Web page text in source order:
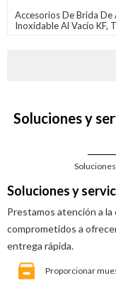
Accesorios De Brida De
Inoxidable Al Vacío KF,
Soluciones y
Soluciones y
Prestamos atención a
comprometidos a
entrega rápida.
Proporcionar